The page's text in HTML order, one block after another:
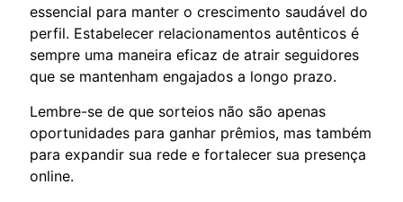
essencial para manter o crescimento saudável do
perfil. Estabelecer relacionamentos autênticos é
sempre uma maneira eficaz de atrair seguidores
que se mantenham engajados a longo prazo.
Lembre-se de que sorteios não são apenas
oportunidades para ganhar prêmios, mas também
para expandir sua rede e fortalecer sua presença
online.